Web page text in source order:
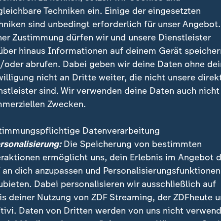
der Nato mit den Provokationen berichtet ZDF-
Jets hatten Luftraum
den Vorfall anders dargestellt und am Freitag
Luftraums durch drei russische Kampfjets
unerlaubt in den Luftraum des EU-Staates
zwölf Minuten darin aufgehalten hätten.
ließen sich zunächst nicht verifizieren. Die Nato
Flugzeuge abgefangen, sagte eine Nato-
passiert ist, blieb jedoch unklar. Für
Techniken ein. Einige der eingesetzten
sind unbedingt erforderlich für unser
Zustimmung dürfen wir und unsere Dienstleister
hinaus Informationen auf deinem Gerät
oder abrufen. Dabei geben wir deine Daten ohne
nicht an Dritte weiter, die nicht unsere
sind. Wir verwenden deine Daten auch nicht
Zwecken.
Datenverarbeitung
Die Speicherung von bestimmten
ermöglicht uns, dein Erlebnis im Angebot
an dich anzupassen und Personalisierungsfunktionen
Dabei personalisieren wir ausschließlich auf
deiner Nutzung von ZDF Streaming, der ZDFheute
Daten von Dritten werden von uns nicht